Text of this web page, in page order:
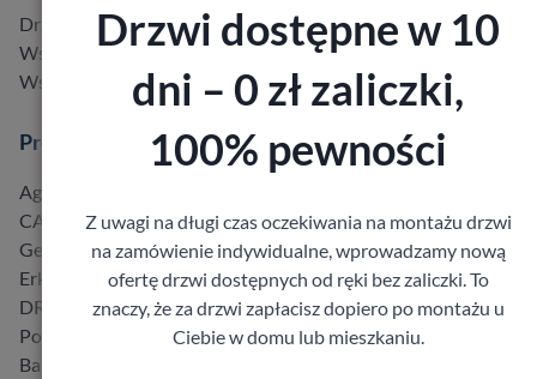
Drzwi w promocji do -40%
Wszystkie produkty
Wszyscy producenci
Producenci
Agmar
CAL
Gerda
Erkado
DRE
Porta
Barański
Drzwi dostępne w 10
dni – 0 zł zaliczki,
100% pewności
Z uwagi na długi czas oczekiwania na montażu drzwi
na zamówienie indywidualne, wprowadzamy nową
ofertę drzwi dostępnych od ręki bez zaliczki. To
znaczy, że za drzwi zapłacisz dopiero po montażu u
Ciebie w domu lub mieszkaniu.